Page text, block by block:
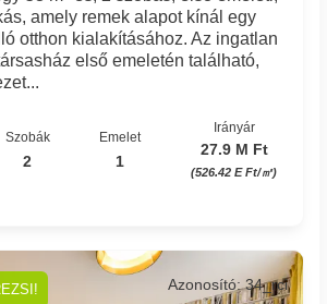
amely remek alapot kínál egy
otthon kialakításához. Az ingatlan
első emeletén található,
Szobák
2
Emelet
1
Irányár
27.9 M Ft
(526.42 E Ft/㎡)
Azonosító: 34_rci